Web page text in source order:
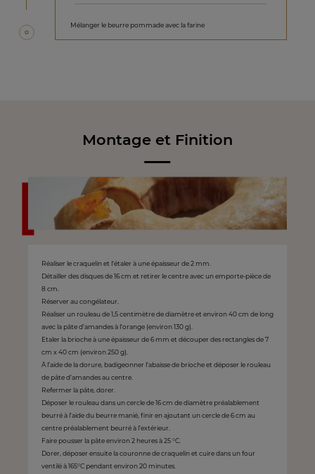
Mélanger le beurre pommade avec la farine
Montage et Finition
Réaliser le craquelin et l’étaler à une épaisseur de 2 mm.
Détailler des disques de 16 cm et retirer le centre avec un emporte-pièce de
8 cm.
Réserver au congélateur.
Réaliser un rouleau de 1,5 centimètre de diamètre et environ 40 cm de long
avec la pâte d’amandes à l’orange (environ 130 g).
Etaler la brioche à une épaisseur de 6 mm et découper des rectangles de 7
cm x 40 cm (environ 250 g).
À l’aide de la dorure, badigeonner l’abaisse de brioche et déposer le rouleau
de pâte d’amandes au centre.
Refermer la pâte, dorer.
Déposer le rouleau dans un cercle de 16 cm de diamètre préalablement
beurré à l’aide du beurre manié, finir en ajoutant un cercle de 6 cm au
centre préalablement beurré à l’extérieur.
Faire pousser la pâte environ 2 heures à 25 °C.
Dorer, déposer ensuite la couronne de craquelin et cuire dans un four
ventilé à 165°C pendant environ 20 minutes.